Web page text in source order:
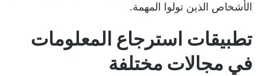
الأشخاص الذين تولوا المهمة.
تطبيقات استرجاع المعلومات
في مجالات مختلفة